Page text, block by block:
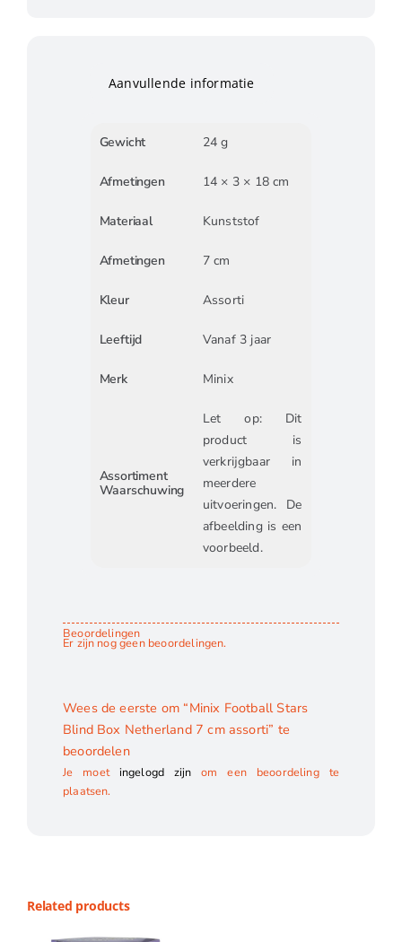
Aanvullende informatie
Gewicht 24 g
Afmetingen 14 × 3 × 18 cm
Materiaal Kunststof
Afmetingen 7 cm
Kleur Assorti
Leeftijd Vanaf 3 jaar
Merk Minix
Assortiment
Waarschuwing
Let op: Dit
product is
verkrijgbaar in
meerdere
uitvoeringen. De
afbeelding is een
voorbeeld.
Beoordelingen
Er zijn nog geen beoordelingen.
Wees de eerste om “Minix Football Stars
Blind Box Netherland 7 cm assorti” te
beoordelen
Je moet ingelogd zijn om een beoordeling te
plaatsen.
Related products